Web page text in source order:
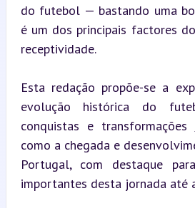
do futebol — bastando uma
é um dos principais factores
receptividade.
Esta redação propõe-se a
evolução histórica do
conquistas e transformações
como a chegada e
Portugal, com destaque
importantes desta jornada até